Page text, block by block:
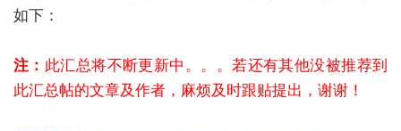
如下：
注： 此汇总将不断更新中。。。若还有其他没被推荐到
此汇总帖的文章及作者，麻烦及时跟贴提出，谢谢！